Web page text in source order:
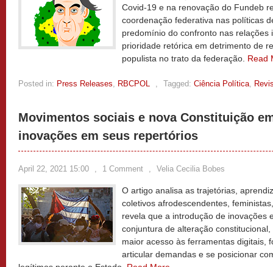
Covid-19 e na renovação do Fundeb
coordenação federativa nas políticas
predomínio do confronto nas relações
prioridade retórica em detrimento de
populista no trato da federação. Read
Posted in: Press Releases, RBCPOL , Tagged: Ciência Política,
Movimentos sociais e nova Constituição
inovações em seus repertórios
April 22, 2021 15:00 , 1 Comment , Velia Cecilia Bobes
O artigo analisa as trajetórias,
coletivos afrodescendentes,
revela que a introdução de inovações
conjuntura de alteração
maior acesso às ferramentas digitais,
articular demandas e se posicionar